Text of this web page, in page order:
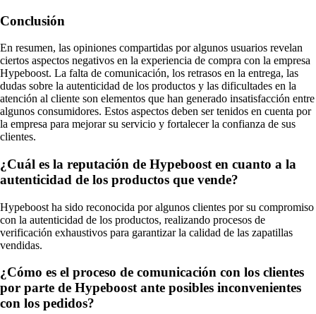
Conclusión
En resumen, las opiniones compartidas por algunos usuarios revelan
ciertos aspectos negativos en la experiencia de compra con la empresa
Hypeboost. La falta de comunicación, los retrasos en la entrega, las
dudas sobre la autenticidad de los productos y las dificultades en la
atención al cliente son elementos que han generado insatisfacción entre
algunos consumidores. Estos aspectos deben ser tenidos en cuenta por
la empresa para mejorar su servicio y fortalecer la confianza de sus
clientes.
¿Cuál es la reputación de Hypeboost en cuanto a la
autenticidad de los productos que vende?
Hypeboost ha sido reconocida por algunos clientes por su compromiso
con la autenticidad de los productos, realizando procesos de
verificación exhaustivos para garantizar la calidad de las zapatillas
vendidas.
¿Cómo es el proceso de comunicación con los clientes
por parte de Hypeboost ante posibles inconvenientes
con los pedidos?